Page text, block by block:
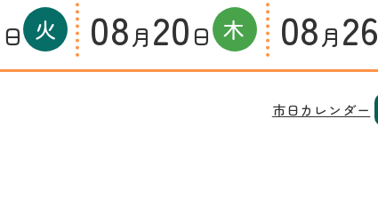
日 火 08月 20日 木 08月 26
市日カレンダー